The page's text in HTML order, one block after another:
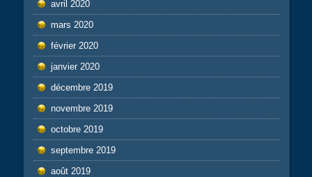
avril 2020
mars 2020
février 2020
janvier 2020
décembre 2019
novembre 2019
octobre 2019
septembre 2019
août 2019